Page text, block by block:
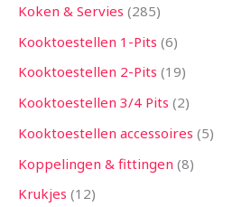
Koken & Servies 285
Kooktoestellen 1-Pits 6
Kooktoestellen 2-Pits 19
Kooktoestellen 3/4 Pits 2
Kooktoestellen accessoires 5
Koppelingen & fittingen 8
Krukjes 12